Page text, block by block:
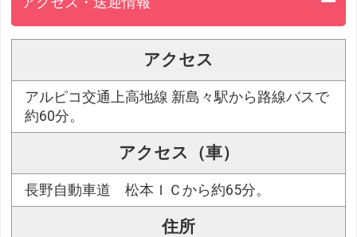
アクセス
アルピコ交通上高地線 新島々駅から路線バスで
約60分。
アクセス（車）
長野自動車道 松本ＩＣから約65分。
住所